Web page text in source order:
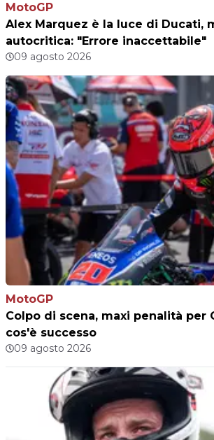
MotoGP
Alex Marquez è la luce di Ducati,
autocritica: "Errore inaccettabile"
09 agosto 2026
MotoGP
Colpo di scena, maxi penalità per
cos'è successo
09 agosto 2026